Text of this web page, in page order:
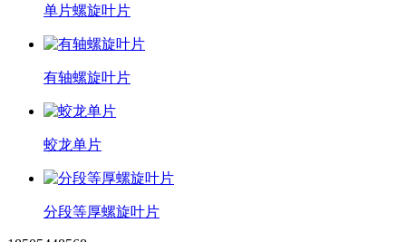
单片螺旋叶片
有轴螺旋叶片
蛟龙单片
分段等厚螺旋叶片